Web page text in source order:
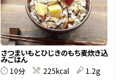
さつまいもとひじきのもち麦炊き込
みごはん
10分
225kcal 1.2g